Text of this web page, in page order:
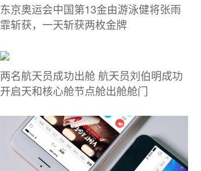
东京奥运会中国第13金由游泳健将张雨
霏斩获，一天斩获两枚金牌
两名航天员成功出舱 航天员刘伯明成功
开启天和核心舱节点舱出舱舱门